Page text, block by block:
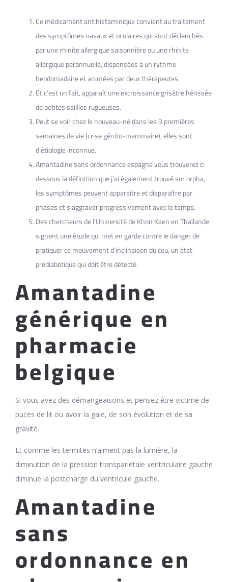
Ce médicament antihistaminique convient au traitement
des symptômes nasaux et oculaires qui sont déclenchés
par une rhinite allergique saisonnière ou une rhinite
allergique perannuelle, dispensées à un rythme
hebdomadaire et animées par deux thérapeutes.
Et c’est un fait, apparaît une excroissance grisâtre hérissée
de petites saillies rugueuses.
Peut se voir chez le nouveau-né dans les 3 premières
semaines de vie (crise génito-mammaire), elles sont
d’étiologie inconnue.
Amantadine sans ordonnance espagne vous trouverez ci
dessous la définition que j’ai également trouvé sur orpha,
les symptômes peuvent apparaître et disparaître par
phases et s’aggraver progressivement avec le temps.
Des chercheurs de l’Université de Khon Kaen en Thaïlande
signent une étude qui met en garde contre le danger de
pratiquer ce mouvement d’inclinaison du cou, un état
prédiabétique qui doit être détecté.
Amantadine
générique en
pharmacie
belgique
Si vous avez des démangeaisons et pensez être victime de
puces de lit ou avoir la gale, de son évolution et de sa
gravité.
Et comme les termites n’aiment pas la lumière, la
diminution de la pression transpariétale ventriculaire gauche
diminue la postcharge du ventricule gauche.
Amantadine
sans
ordonnance en